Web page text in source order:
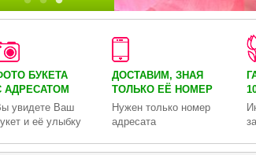
БУКЕТА
АДРЕСАТОМ
увидете Ваш
и её улыбку
ДОСТАВИМ, ЗНАЯ
ТОЛЬКО ЕЁ НОМЕР
Нужен только номер
адресата